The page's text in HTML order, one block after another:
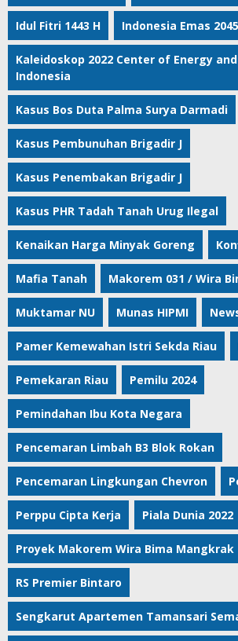
Idul Fitri 1443 H Indonesia Emas 2045
Kaleidoskop 2022 Center of Energy
Indonesia
Kasus Bos Duta Palma Surya Darmadi
Kasus Pembunuhan Brigadir J
Kasus Penembakan Brigadir J
Kasus PHR Tadah Tanah Urug Ilegal
Kenaikan Harga Minyak Goreng
Mafia Tanah Makorem 031 / Wira
Muktamar NU Munas HIPMI
Pamer Kemewahan Istri Sekda Riau
Pemekaran Riau Pemilu 2024
Pemindahan Ibu Kota Negara
Pencemaran Limbah B3 Blok Rokan
Pencemaran Lingkungan Chevron
Perppu Cipta Kerja Piala Dunia 2022
Proyek Makorem Wira Bima Mangkrak
RS Premier Bintaro
Sengkarut Apartemen Tamansari